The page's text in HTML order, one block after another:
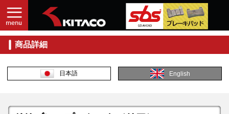
商品詳細
日本語 English